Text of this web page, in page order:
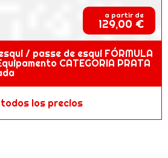
a partir de
129,00 €
/ passe de esqui FÓRMULA
CATEGORIA PRATA
los precios